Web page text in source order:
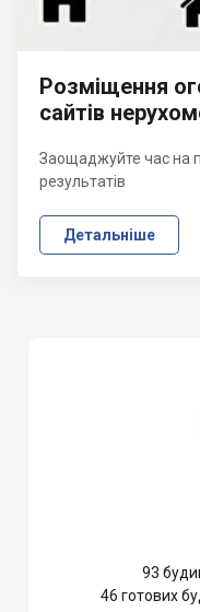
Розміщення
сайтів
Заощаджуйте час на
результатів
Детальніше
93
46 готових